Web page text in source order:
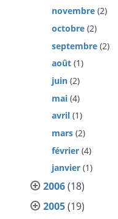
novembre (2)
octobre (2)
septembre (2)
août (1)
juin (2)
mai (4)
avril (1)
mars (2)
février (4)
janvier (1)
2006(18)
2005(19)